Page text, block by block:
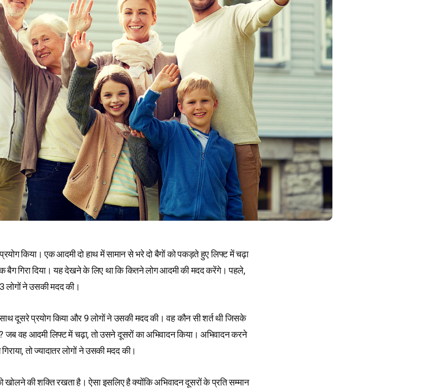
किया। एक आदमी दो हाथ में सामान से भरे दो बैगों को पकड़ते हुए लिफ्ट में चढ़ा
गिरा दिया। यह देखने के लिए था कि कितने लोग आदमी की मदद करेंगे। पहले,
ने उसकी मदद की।
दूसरे प्रयोग किया और 9 लोगों ने उसकी मदद की। वह कौन सी शर्त थी जिसके
जब वह आदमी लिफ्ट में चढ़ा, तो उसने दूसरों का अभिवादन किया। अभिवादन करने
तो ज्यादातर लोगों ने उसकी मदद की।
खोलने की शक्ति रखता है। ऐसा इसलिए है क्योंकि अभिवादन दूसरों के प्रति सम्मान